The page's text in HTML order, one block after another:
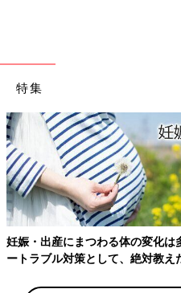
momoさん(@baby_08go)がシ
momoさん(@baby_08go)は、
ぎをハンドメイド。時間をみ
で完成させたそう。つわりが辛
と思ってがんばれたのだとか。
クラウンピローは、約
にて購入（約400円）。クラウ
プ、綿わたは200円程度。赤ち
してくれる丸いくぼみがポイン
特集
妊娠・出産にまつわる体の変化
ートラブル対策として、絶対教